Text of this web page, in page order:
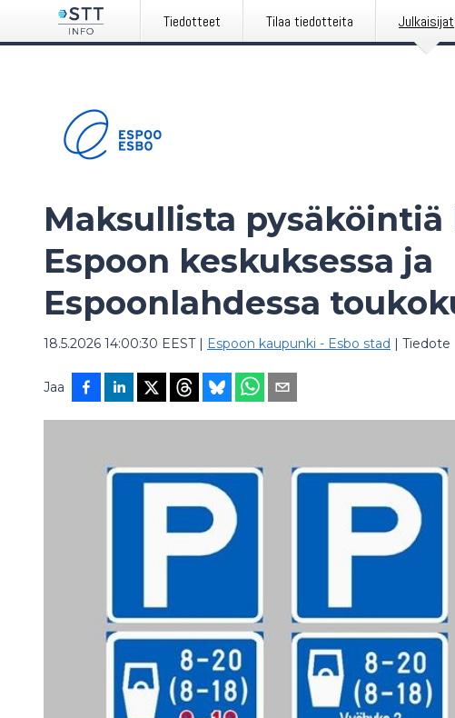
Tiedotteet Tilaa tiedotteita Julkaisijat
Maksullista pysäköintiä
Espoon keskuksessa ja
Espoonlahdessa
18.5.2026 14:00:30 EEST| Espoon kaupunki - Esbo stad | Tiedote
Jaa